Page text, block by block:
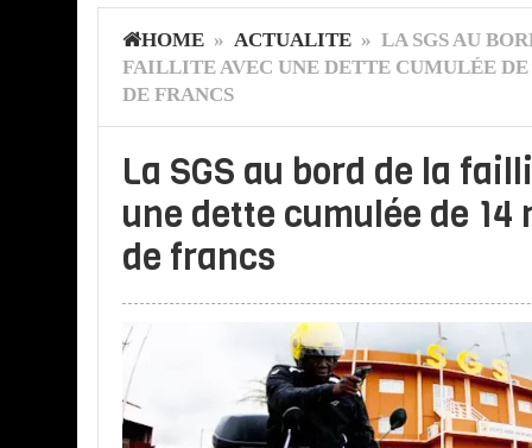
HOME » ACTUALITE » LA SGS AU
FAILLITE AVEC UNE DETTE CUMULÉE
DE FRANCS
La SGS au bord de la
une dette cumulée de
de francs